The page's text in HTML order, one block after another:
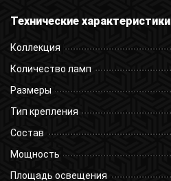
Технические характеристики
Коллекция
Количество ламп
Размеры
Тип крепления
Состав
Мощность
Площадь освещения